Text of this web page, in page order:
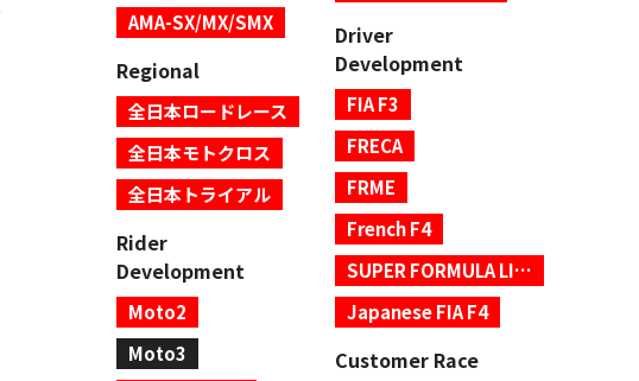
AMA-SX/MX/SMX
Regional
全日本ロードレース
全日本モトクロス
全日本トライアル
Rider
Development
Moto2
Moto3
Driver
Development
FIA F3
FRECA
FRME
French F4
SUPER FORMULA LIGHTS
Japanese FIA F4
Customer Race